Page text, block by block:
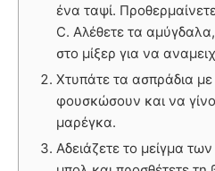
ένα ταψί.
C. Αλέθετε τα
στο μίξερ για να
Χτυπάτε τα ασπράδια με
φουσκώσουν και να
μαρέγκα.
Αδειάζετε το μείγμα